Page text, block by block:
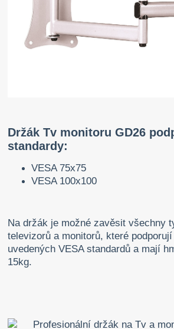
Držák Tv monitoru GD26
standardy:
VESA 75x75
VESA 100x100
Na držák je možné zavěsit všechny
televizorů a monitorů, které
uvedených VESA standardů a mají
15kg.